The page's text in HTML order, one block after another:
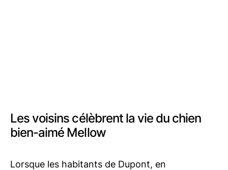
Les voisins célèbrent la vie du chien
bien-aimé Mellow
Lorsque les habitants de Dupont, en